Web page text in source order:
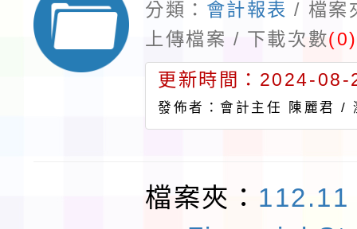
分類： 會計報表 / 檔案
上傳檔案 / 下載次數(0)
更新時間：2024-
發佈者：會計主任 陳麗君 /
檔案夾：